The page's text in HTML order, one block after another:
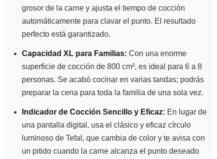
grosor de la carne y ajusta el tiempo de cocción
automáticamente para clavar el punto. El resultado
perfecto está garantizado.
Capacidad XL para Familias: Con una enorme
superficie de cocción de 800 cm², es ideal para 6 a 8
personas. Se acabó cocinar en varias tandas; podrás
preparar la cena para toda la familia de una sola vez.
Indicador de Cocción Sencillo y Eficaz: En lugar de
una pantalla digital, usa el clásico y eficaz círculo
luminoso de Tefal, que cambia de color y te avisa con
un pitido cuando la carne alcanza el punto deseado